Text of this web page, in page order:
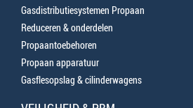
Gasdistributiesystemen Propaan
Reduceren & onderdelen
Propaantoebehoren
Propaan apparatuur
Gasflesopslag & cilinderwagens